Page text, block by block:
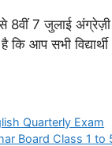
7 जुलाई अंग्रेज़ी
आप सभी विद्यार्थी
Quarterly Exam
Board Class 1 to